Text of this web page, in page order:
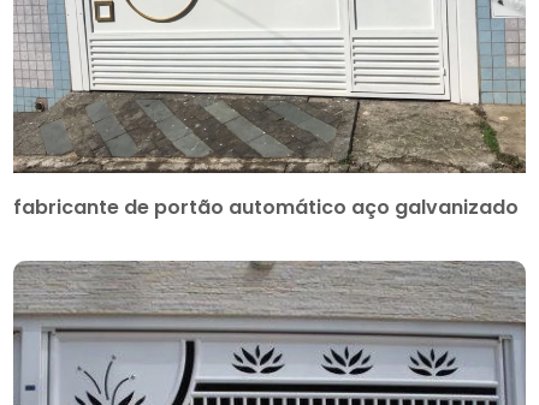
fabricante de portão automático aço galvanizado